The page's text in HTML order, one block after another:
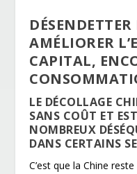
AMÉLIORER
CAPITAL,
LE DÉCOLLAGE
SANS COÛT ET
NOMBREUX
DANS CERTAINS
C’est que la Chine